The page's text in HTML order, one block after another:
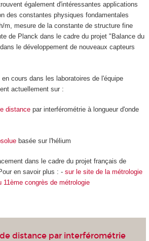
également d'intéressantes applications
des constantes physiques fondamentales
m, mesure de la constante de structure fine
de Planck dans le cadre du projet "Balance du
le développement de nouveaux capteurs
cours dans les laboratoires de l'équipe
actuellement sur :
distance par interférométrie à longueur d'onde
basée sur l'hélium
dans le cadre du projet français de
en savoir plus : - sur le site de la métrologie
11ème congrès de métrologie
distance par interférométrie